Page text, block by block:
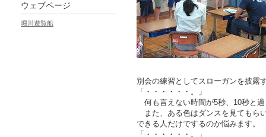
別会の練習としてスローガンを披露
「・・・・・・。」
何も言えない時間が5秒、10秒と
また、ある色はダンスを見てもら
できる人だけでするのか悩みます。
「・・・・・・。」
ウェブページ
堀川遊覧船